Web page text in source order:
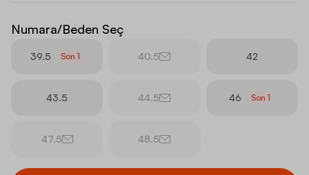
Numara/Beden Seç
39.5 Son 1 40.5 42
43.5 44.5 46 Son1
47.5 48.5